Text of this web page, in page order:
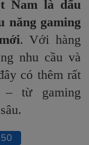
Nam là dấu
năng gaming
. Với hàng
nhu cầu và
có thêm rất
– từ gaming